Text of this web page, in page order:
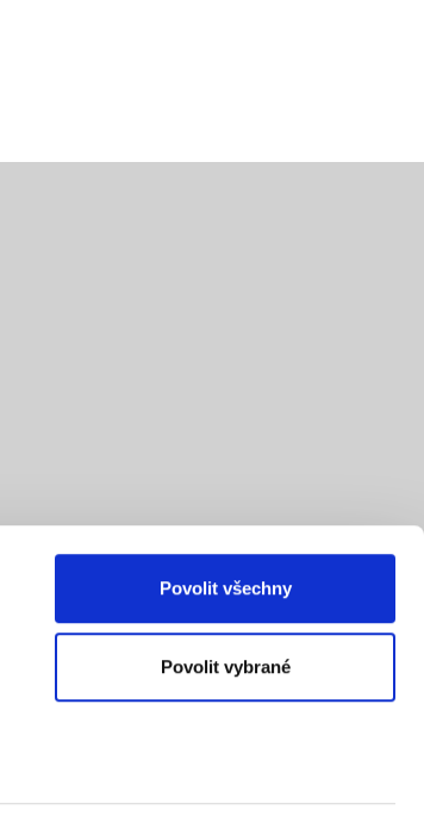
Povolit všechny
Povolit vybrané